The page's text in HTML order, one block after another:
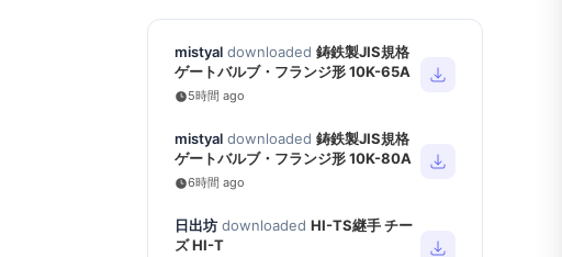
mistyal downloaded 鋳鉄製JIS規格
ゲートバルブ・フランジ形 10K-65A
5時間 ago
mistyal downloaded 鋳鉄製JIS規格
ゲートバルブ・フランジ形 10K-80A
6時間 ago
日出坊 downloaded HI-TS継手 チー
ズ HI-T